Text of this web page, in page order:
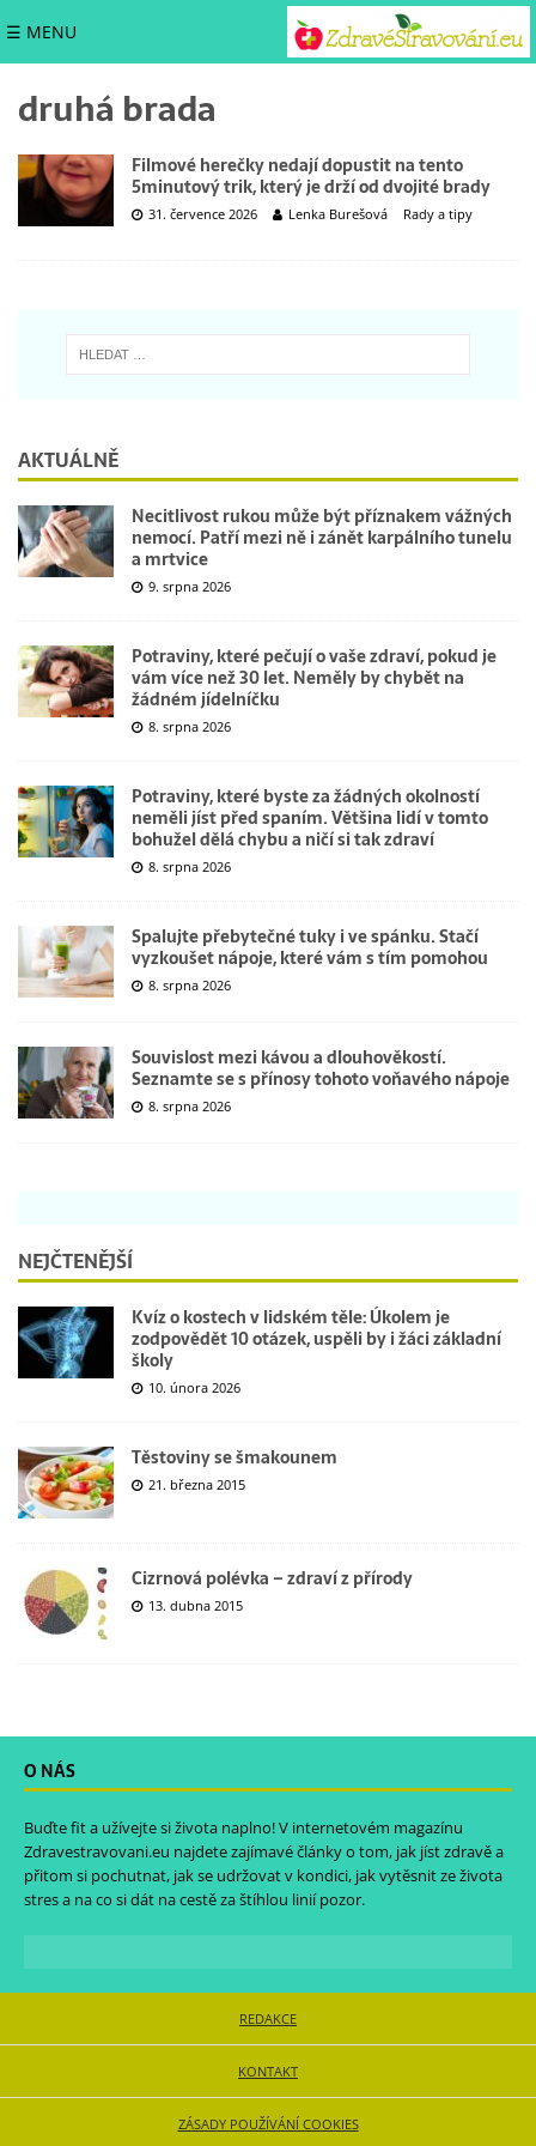
☰ MENU
druhá brada
Filmové herečky nedají dopustit na tento
5minutový trik, který je drží od dvojité brady
31. července 2026 Lenka Burešová Rady a tipy
AKTUÁLNĚ
Necitlivost rukou může být příznakem vážných
nemocí. Patří mezi ně i zánět karpálního tunelu
a mrtvice
9. srpna 2026
Potraviny, které pečují o vaše zdraví, pokud je
vám více než 30 let. Neměly by chybět na
žádném jídelníčku
8. srpna 2026
Potraviny, které byste za žádných okolností
neměli jíst před spaním. Většina lidí v tomto
bohužel dělá chybu a ničí si tak zdraví
8. srpna 2026
Spalujte přebytečné tuky i ve spánku. Stačí
vyzkoušet nápoje, které vám s tím pomohou
8. srpna 2026
Souvislost mezi kávou a dlouhověkostí.
Seznamte se s přínosy tohoto voňavého nápoje
8. srpna 2026
NEJČTENĚJŠÍ
Kvíz o kostech v lidském těle: Úkolem je
zodpovědět 10 otázek, uspěli by i žáci základní
školy
10. února 2026
Těstoviny se šmakounem
21. března 2015
Cizrnová polévka – zdraví z přírody
13. dubna 2015
O NÁS
Buďte fit a užívejte si života naplno! V internetovém magazínu
Zdravestravovani.eu najdete zajímavé články o tom, jak jíst zdravě a
přitom si pochutnat, jak se udržovat v kondici, jak vytěsnit ze života
stres a na co si dát na cestě za štíhlou linií pozor.
REDAKCE
KONTAKT
ZÁSADY POUŽÍVÁNÍ COOKIES